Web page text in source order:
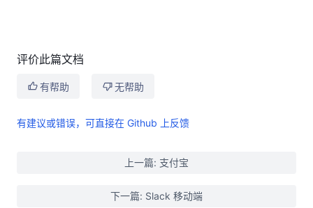
评价此篇文档
有帮助 无帮助
有建议或错误，可直接在 Github 上反馈
上一篇: 支付宝
下一篇: Slack 移动端